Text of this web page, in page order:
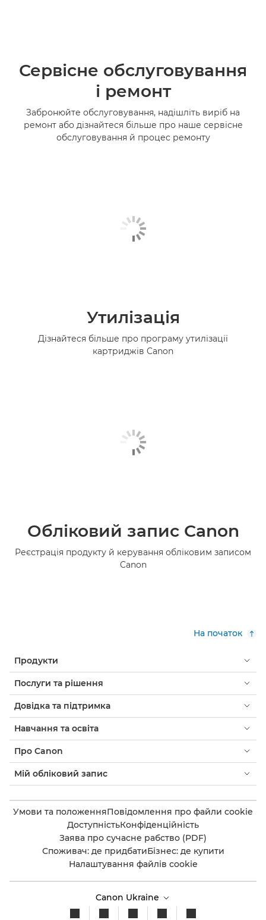
Сервісне обслуговування
і ремонт
Забронюйте обслуговування, надішліть виріб на
ремонт або дізнайтеся більше про наше сервісне
обслуговування й процес ремонту
Утилізація
Дізнайтеся більше про програму утилізації
картриджів Canon
Обліковий запис Canon
Реєстрація продукту й керування обліковим записом
Canon
На початок
Продукти
Послуги та рішення
Довідка та підтримка
Навчання та освіта
Про Canon
Мій обліковий запис
Умови та положенняПовідомлення про файли cookie
ДоступністьКонфіденційність
Заява про сучасне рабство (PDF)
Споживач: де придбатиБізнес: де купити
Налаштування файлів cookie
Canon Ukraine